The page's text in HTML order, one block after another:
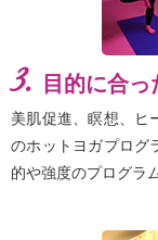
3. 目的に合
美肌促進、瞑想、ヒ
のホットヨガプログ
的や強度のプログラ